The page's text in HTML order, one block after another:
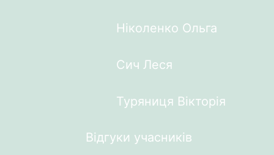
Ніколенко Ольга
Сич Леся
Туряниця Вікторія
Відгуки учасників